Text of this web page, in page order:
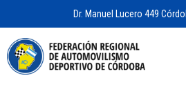
Dr. Manuel Lucero 449